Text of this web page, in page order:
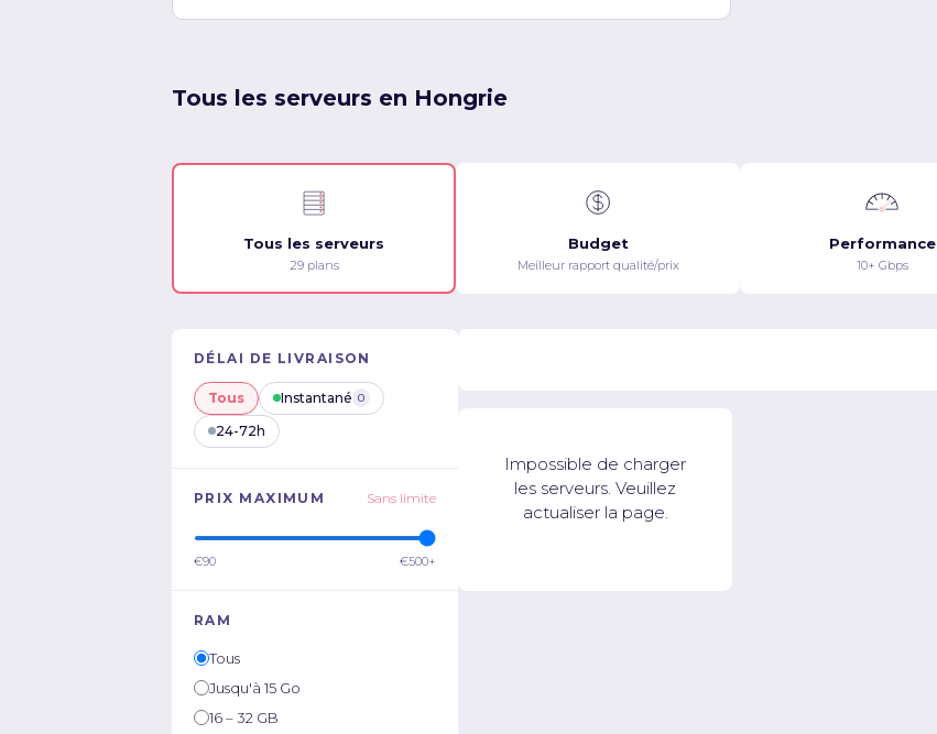
Tous les serveurs en Hongrie
Tous les serveurs
29 plans
Budget
Meilleur rapport qualité/prix
Performance
10+ Gbps
DÉLAI DE LIVRAISON
Tous Instantané 0
24-72h
PRIX MAXIMUM Sans limite
€90 €500+
RAM
Tous
Jusqu'à 15 Go
16 – 32 GB
Impossible de charger
les serveurs. Veuillez
actualiser la page.